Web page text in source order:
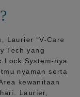
Laurier “V-Care
Tech yang
Lock System-nya
nyaman serta
kewanitaan
Laurier,